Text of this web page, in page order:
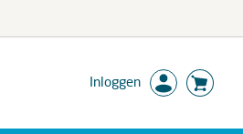
Inloggen